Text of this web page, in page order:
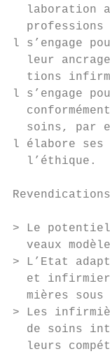
laboration
professions
l s’engage
leur
tions
l s’engage
soins, par
l élabore ses
  l’éthique.
> Le
veaux
> L’Etat
et
mières sous
> Les
de soins
leurs